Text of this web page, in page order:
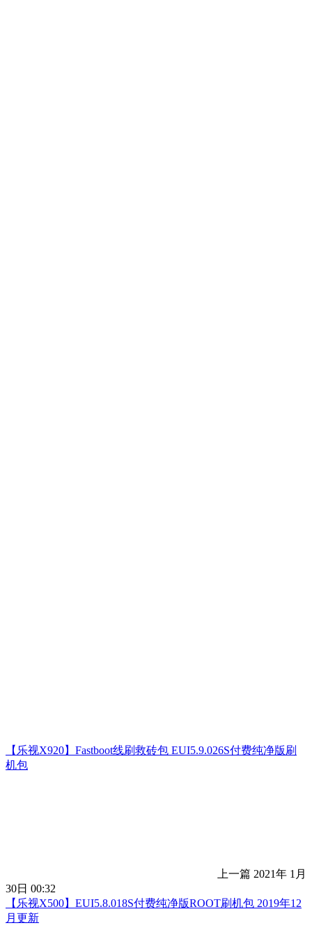
【乐视X920】Fastboot线刷救砖包 EUI5.9.026S付费纯净版刷
机包
上一篇 2021年 1月
30日 00:32
【乐视X500】EUI5.8.018S付费纯净版ROOT刷机包 2019年12
月更新